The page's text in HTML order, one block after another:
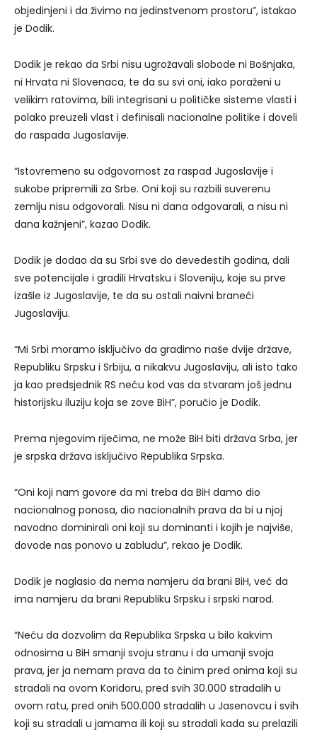
objedinjeni i da živimo na jedinstvenom prostoru”, istakao
je Dodik.
Dodik je rekao da Srbi nisu ugrožavali slobode ni Bošnjaka,
ni Hrvata ni Slovenaca, te da su svi oni, iako poraženi u
velikim ratovima, bili integrisani u političke sisteme vlasti i
polako preuzeli vlast i definisali nacionalne politike i doveli
do raspada Jugoslavije.
“Istovremeno su odgovornost za raspad Jugoslavije i
sukobe pripremili za Srbe. Oni koji su razbili suverenu
zemlju nisu odgovorali. Nisu ni dana odgovarali, a nisu ni
dana kažnjeni”, kazao Dodik.
Dodik je dodao da su Srbi sve do devedestih godina, dali
sve potencijale i gradili Hrvatsku i Sloveniju, koje su prve
izašle iz Jugoslavije, te da su ostali naivni braneći
Jugoslaviju.
“Mi Srbi moramo isključivo da gradimo naše dvije države,
Republiku Srpsku i Srbiju, a nikakvu Jugoslaviju, ali isto tako
ja kao predsjednik RS neću kod vas da stvaram još jednu
historijsku iluziju koja se zove BiH”, poručio je Dodik.
Prema njegovim riječima, ne može BiH biti država Srba, jer
je srpska država isključivo Republika Srpska.
“Oni koji nam govore da mi treba da BiH damo dio
nacionalnog ponosa, dio nacionalnih prava da bi u njoj
navodno dominirali oni koji su dominanti i kojih je najviše,
dovode nas ponovo u zabludu”, rekao je Dodik.
Dodik je naglasio da nema namjeru da brani BiH, već da
ima namjeru da brani Republiku Srpsku i srpski narod.
“Neću da dozvolim da Republika Srpska u bilo kakvim
odnosima u BiH smanji svoju stranu i da umanji svoja
prava, jer ja nemam prava da to činim pred onima koji su
stradali na ovom Koridoru, pred svih 30.000 stradalih u
ovom ratu, pred onih 500.000 stradalih u Jasenovcu i svih
koji su stradali u jamama ili koji su stradali kada su prelazili